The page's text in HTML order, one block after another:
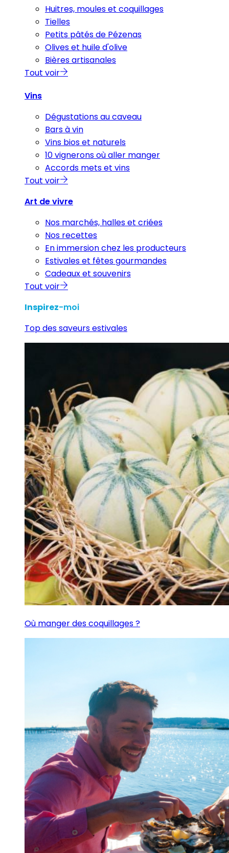
Huitres, moules et coquillages
Tielles
Petits pâtés de Pézenas
Olives et huile d'olive
Bières artisanales
Tout voir
Vins
Dégustations au caveau
Bars à vin
Vins bios et naturels
10 vignerons où aller manger
Accords mets et vins
Tout voir
Art de vivre
Nos marchés, halles et criées
Nos recettes
En immersion chez les producteurs
Estivales et fêtes gourmandes
Cadeaux et souvenirs
Tout voir
Inspirez-moi
Top des saveurs estivales
Où manger des coquillages ?